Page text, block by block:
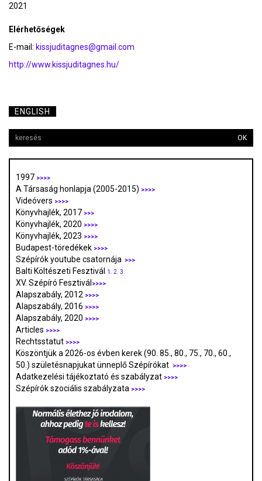
2021
Elérhetőségek
E-mail: kissjuditagnes@gmail.com
http://www.kissjuditagnes.hu/
ENGLISH
OK
1997 >>>>
A Társaság honlapja (2005-2015) >>>>
Videóvers >>>>
Könyvhajlék, 2017 >>>
Könyvhajlék, 2020 >>>>
Könyvhajlék, 2023 >>>>
Budapest-töredékek >>>>
Szépírók youtube csatornája >>>
Balti Költészeti Fesztivál 1. 2. 3.
XV. Szépíró Fesztivál>>>>
Alapszabály, 2012 >>>>
Alapszabály, 2016 >>>>
Alapszabály, 2020 >>>>
Articles >>>>
Rechtsstatut >>>>
Köszöntjük a 2026-os évben kerek (90. 85., 80., 75., 70., 60.,
50.) születésnapjukat ünneplő Szépírókat
>>>>
Adatkezelési tájékoztató és szabályzat >>>>
Szépírók szociális szabályzata >>>>